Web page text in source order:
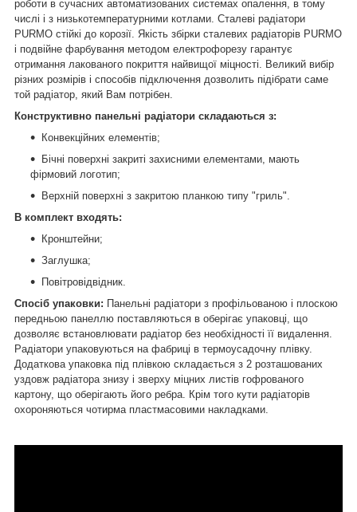
роботи в сучасних автоматизованих системах опалення, в тому
числі і з низькотемпературними котлами. Сталеві радіатори
PURMO стійкі до корозії. Якість збірки сталевих радіаторів PURMO
і подвійне фарбування методом електрофорезу гарантує
отримання лакованого покриття найвищої міцності. Великий вибір
різних розмірів і способів підключення дозволить підібрати саме
той радіатор, який Вам потрібен.
Конструктивно панельні радіатори складаються з:
Конвекційних елементів;
Бічні поверхні закриті захисними елементами, мають
фірмовий логотип;
Верхній поверхні з закритою планкою типу "гриль".
В комплект входять:
Кронштейни;
Заглушка;
Повітровідвідник.
Спосіб упаковки: Панельні радіатори з профільованою і плоскою
передньою панеллю поставляються в оберігає упаковці, що
дозволяє встановлювати радіатор без необхідності її видалення.
Радіатори упаковуються на фабриці в термоусадочну плівку.
Додаткова упаковка під плівкою складається з 2 розташованих
уздовж радіатора знизу і зверху міцних листів гофрованого
картону, що оберігають його ребра. Крім того кути радіаторів
охороняються чотирма пластмасовими накладками.